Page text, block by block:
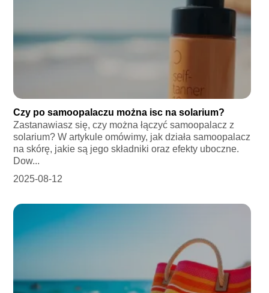
Czy po samoopalaczu można isc na solarium?
Zastanawiasz się, czy można łączyć samoopalacz z
solarium? W artykule omówimy, jak działa samoopalacz
na skórę, jakie są jego składniki oraz efekty uboczne.
Dow...
2025-08-12